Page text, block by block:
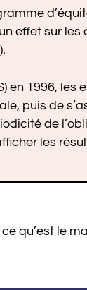
effet sur les
en 1996, les
puis de
de
les
qu’est le